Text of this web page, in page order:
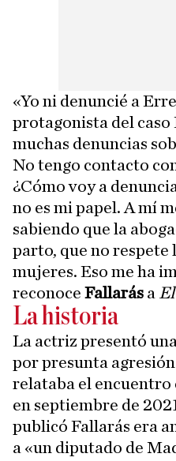
«Yo ni denuncié a
protagonista del
muchas denuncias
No tengo contacto
¿Cómo voy a
no es mi papel. A mí
sabiendo que la
parto, que no respete
mujeres. Eso me ha
reconoce Fallarás a
La historia
La actriz presentó
por presunta
relataba el encuentro
en septiembre de
publicó Fallarás era
a «un diputado de